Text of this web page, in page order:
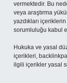
vermektedir. Bu
veya araştırma
yazdıkları
sorumluluğu kabul
Hukuka ve yasal
içerikleri,
ilgili içerikler yasal